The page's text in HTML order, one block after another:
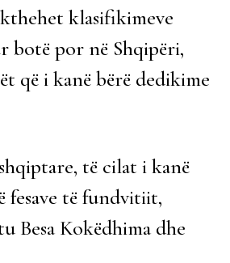
klasifikimeve
botë por në Shqipëri,
që i kanë bërë dedikime
të cilat i kanë
fesave të fundvitiit,
Besa Kokëdhima dhe